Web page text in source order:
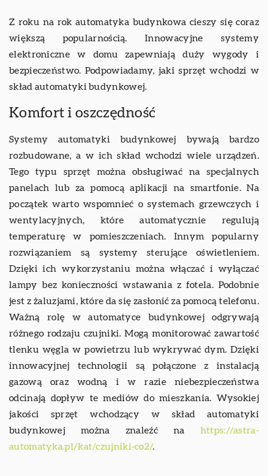
Z roku na rok automatyka budynkowa cieszy się coraz
większą popularnością. Innowacyjne systemy
elektroniczne w domu zapewniają duży wygody i
bezpieczeństwo. Podpowiadamy, jaki sprzęt wchodzi w
skład automatyki budynkowej.
Komfort i oszczędność
Systemy automatyki budynkowej bywają bardzo
rozbudowane, a w ich skład wchodzi wiele urządzeń.
Tego typu sprzęt można obsługiwać na specjalnych
panelach lub za pomocą aplikacji na smartfonie. Na
początek warto wspomnieć o systemach grzewczych i
wentylacyjnych, które automatycznie regulują
temperaturę w pomieszczeniach. Innym popularny
rozwiązaniem są systemy sterujące oświetleniem.
Dzięki ich wykorzystaniu można włączać i wyłączać
lampy bez konieczności wstawania z fotela. Podobnie
jest z żaluzjami, które da się zasłonić za pomocą telefonu.
Ważną rolę w automatyce budynkowej odgrywają
różnego rodzaju czujniki. Mogą monitorować zawartość
tlenku węgla w powietrzu lub wykrywać dym. Dzięki
innowacyjnej technologii są połączone z instalacją
gazową oraz wodną i w razie niebezpieczeństwa
odcinają dopływ te mediów do mieszkania. Wysokiej
jakości sprzęt wchodzący w skład automatyki
budynkowej można znaleźć na https://astra-
automatyka.pl/kat/czujniki-co2/.